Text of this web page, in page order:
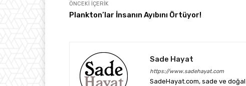
ÖNCEKI İÇERIK
Plankton’lar İnsanın Ayıbını Örtüyor!
Sade Hayat
https://www.sadehayat.com
SadeHayat.com, sade ve doğal